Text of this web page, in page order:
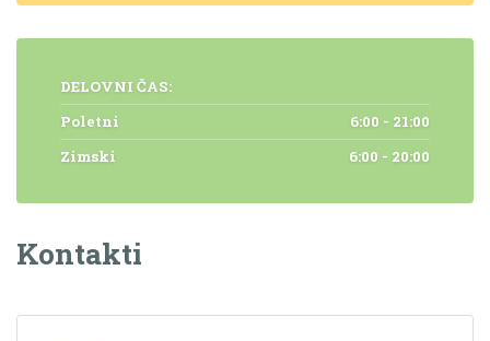
DELOVNI ČAS:
Poletni
6:00 - 21:00
Zimski
6:00 - 20:00
Kontakti